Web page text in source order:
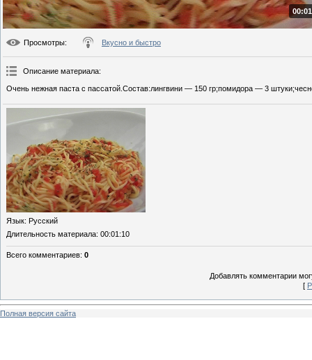
Просмотры: Вкусно и быстро
Описание материала:
Очень нежная паста с пассатой.Состав:лингвини — 150 гр;помидора — 3
Язык: Русский
Длительность материала: 00:01:10
Всего комментариев: 0
Добавлять комментарии
[
Полная версия сайта